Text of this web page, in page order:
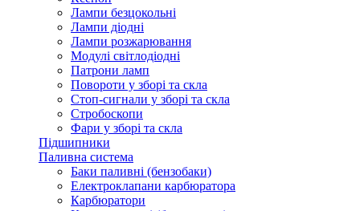
Лампи безцокольні
Лампи діодні
Лампи розжарювання
Модулі світлодіодні
Патрони ламп
Повороти у зборі та скла
Стоп-сигнали у зборі та скла
Стробоскопи
Фари у зборі та скла
Підшипники
Паливна система
Баки паливні (бензобаки)
Електроклапани карбюратора
Карбюратори